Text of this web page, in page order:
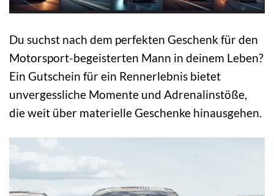
Du suchst nach dem perfekten Geschenk für den
Motorsport-begeisterten Mann in deinem Leben?
Ein Gutschein für ein Rennerlebnis bietet
unvergessliche Momente und Adrenalinstöße,
die weit über materielle Geschenke hinausgehen.